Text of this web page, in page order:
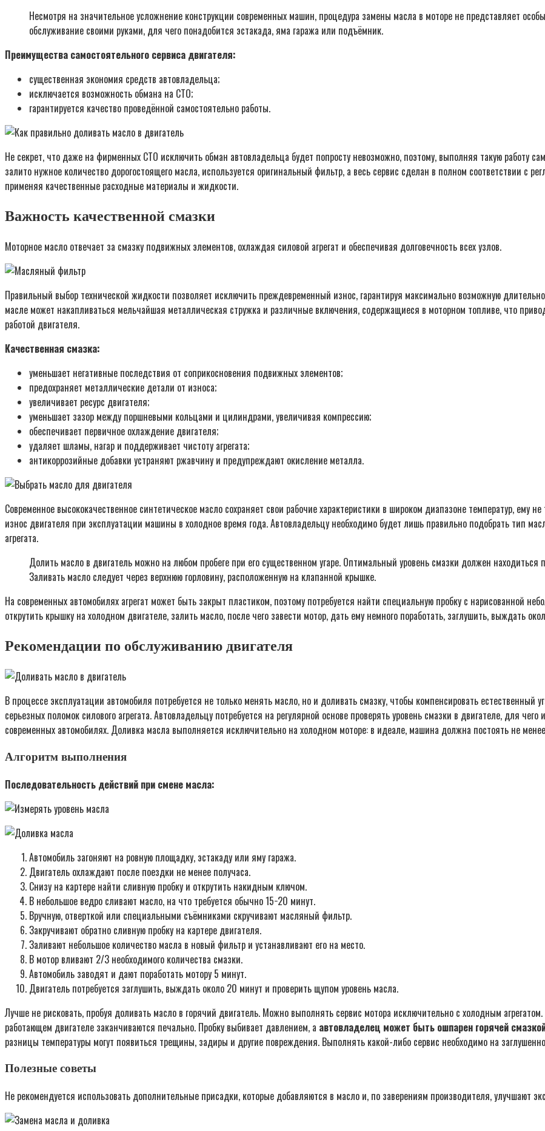
Несмотря на значительное усложнение конструкции современных машин, процедура замены масла в моторе не представляет
обслуживание своими руками, для чего понадобится эстакада, яма гаража или подъёмник.
Преимущества самостоятельного сервиса двигателя:
существенная экономия средств автовладельца;
исключается возможность обмана на СТО;
гарантируется качество проведённой самостоятельно работы.
Не секрет, что даже на фирменных СТО исключить обман автовладельца будет попросту невозможно, поэтому, выполняя такую работу
залито нужное количество дорогостоящего масла, используется оригинальный фильтр, а весь сервис сделан в полном соответствии с
применяя качественные расходные материалы и жидкости.
Важность качественной смазки
Моторное масло отвечает за смазку подвижных элементов, охлаждая силовой агрегат и обеспечивая долговечность всех узлов.
Правильный выбор технической жидкости позволяет исключить преждевременный износ, гарантируя максимально возможную
масле может накапливаться мельчайшая металлическая стружка и различные включения, содержащиеся в моторном топливе, что
работой двигателя.
Качественная смазка:
уменьшает негативные последствия от соприкосновения подвижных элементов;
предохраняет металлические детали от износа;
увеличивает ресурс двигателя;
уменьшает зазор между поршневыми кольцами и цилиндрами, увеличивая компрессию;
обеспечивает первичное охлаждение двигателя;
удаляет шламы, нагар и поддерживает чистоту агрегата;
антикоррозийные добавки устраняют ржавчину и предупреждают окисление металла.
Современное высококачественное синтетическое масло сохраняет свои рабочие характеристики в широком диапазоне температур, ему
износ двигателя при эксплуатации машины в холодное время года. Автовладельцу необходимо будет лишь правильно подобрать тип
агрегата.
Долить масло в двигатель можно на любом пробеге при его существенном угаре. Оптимальный уровень смазки должен
Заливать масло следует через верхнюю горловину, расположенную на клапанной крышке.
На современных автомобилях агрегат может быть закрыт пластиком, поэтому потребуется найти специальную пробку с нарисованной
открутить крышку на холодном двигателе, залить масло, после чего завести мотор, дать ему немного поработать, заглушить, выждать
Рекомендации по обслуживанию двигателя
В процессе эксплуатации автомобиля потребуется не только менять масло, но и доливать смазку, чтобы компенсировать естественный
серьезных поломок силового агрегата. Автовладельцу потребуется на регулярной основе проверять уровень смазки в двигателе, для
современных автомобилях. Доливка масла выполняется исключительно на холодном моторе: в идеале, машина должна постоять не
Алгоритм выполнения
Последовательность действий при смене масла:
Автомобиль загоняют на ровную площадку, эстакаду или яму гаража.
Двигатель охлаждают после поездки не менее получаса.
Снизу на картере найти сливную пробку и открутить накидным ключом.
В небольшое ведро сливают масло, на что требуется обычно 15−20 минут.
Вручную, отверткой или специальными съёмниками скручивают масляный фильтр.
Закручивают обратно сливную пробку на картере двигателя.
Заливают небольшое количество масла в новый фильтр и устанавливают его на место.
В мотор вливают 2/3 необходимого количества смазки.
Автомобиль заводят и дают поработать мотору 5 минут.
Двигатель потребуется заглушить, выждать около 20 минут и проверить щупом уровень масла.
Лучше не рисковать, пробуя доливать масло в горячий двигатель. Можно выполнять сервис мотора исключительно с холодным
работающем двигателе заканчиваются печально. Пробку выбивает давлением, а автовладелец может быть ошпарен горячей
разницы температуры могут появиться трещины, задиры и другие повреждения. Выполнять какой-либо сервис необходимо на
Полезные советы
Не рекомендуется использовать дополнительные присадки, которые добавляются в масло и, по заверениям производителя, улучшают